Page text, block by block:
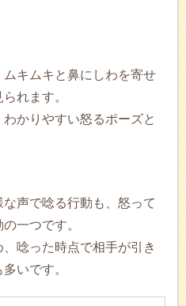
キムキと鼻にしわを寄せ
れます。
かりやすい怒るポーズと
声で唸る行動も、怒って
一つです。
唸った時点で相手が引き
いです。